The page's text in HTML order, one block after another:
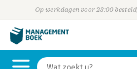
Op werkdagen voor 23:00